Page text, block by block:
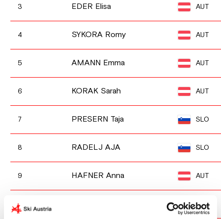
3 EDER Elisa AUT
4 SYKORA Romy AUT
5 AMANN Emma AUT
6 KORAK Sarah AUT
7 PRESERN Taja SLO
8 RADELJ AJA SLO
9 HAFNER Anna AUT
10 AUT